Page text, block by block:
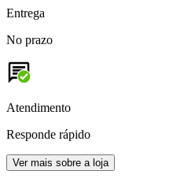
Entrega
No prazo
Atendimento
Responde rápido
Ver mais sobre a loja